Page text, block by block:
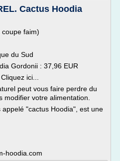
Cactus Hoodia
faim)
du Sud
Gordonii : 37,96 EUR
ici...
peut vous faire perdre du
modifier votre alimentation.
"cactus Hoodia", est une
hoodia.com